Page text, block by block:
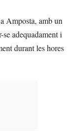
Amposta, amb un
adequadament i
durant les hores